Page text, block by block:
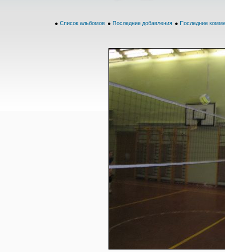
● Список альбомов ● Последние добавления ● Последние